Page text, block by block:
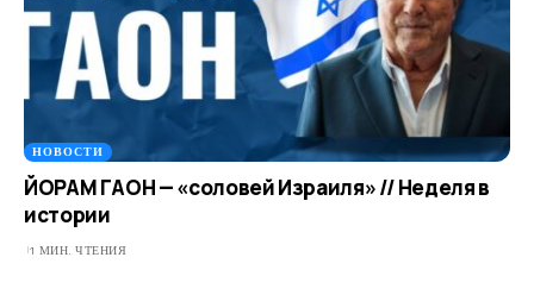
НОВОСТИ
ЙОРАМ ГАОН — «соловей Израиля» // Неделя в
истории
1 МИН. ЧТЕНИЯ